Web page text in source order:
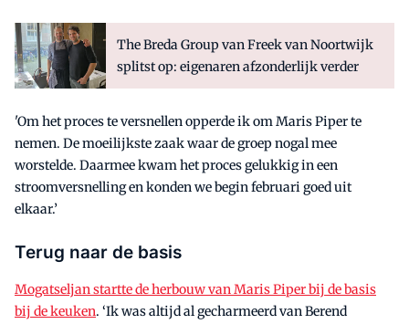
The Breda Group van Freek van Noortwijk
splitst op: eigenaren afzonderlijk verder
'Om het proces te versnellen opperde ik om Maris Piper te
nemen. De moeilijkste zaak waar de groep nogal mee
worstelde. Daarmee kwam het proces gelukkig in een
stroomversnelling en konden we begin februari goed uit
elkaar.’
Terug naar de basis
Mogatseljan startte de herbouw van Maris Piper bij de basis
bij de keuken. ‘Ik was altijd al gecharmeerd van Berend